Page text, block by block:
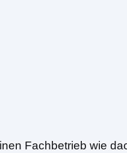
Fachbetrieb wie